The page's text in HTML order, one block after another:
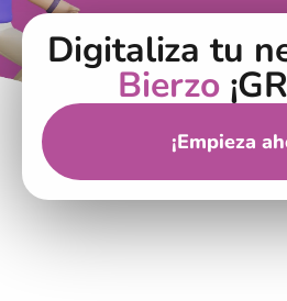
Digitaliza tu
Bierzo
¡Empieza